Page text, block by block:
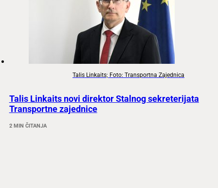
Talis Linkaits; Foto: Transportna Zajednica
Talis Linkaits novi direktor Stalnog sekreterijata
Transportne zajednice
2 MIN ČITANJA